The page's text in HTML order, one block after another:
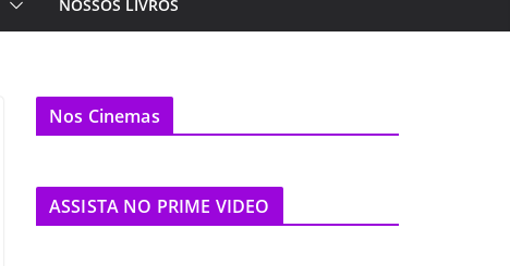
NOSSOS LIVROS
Nos Cinemas
ASSISTA NO PRIME VIDEO